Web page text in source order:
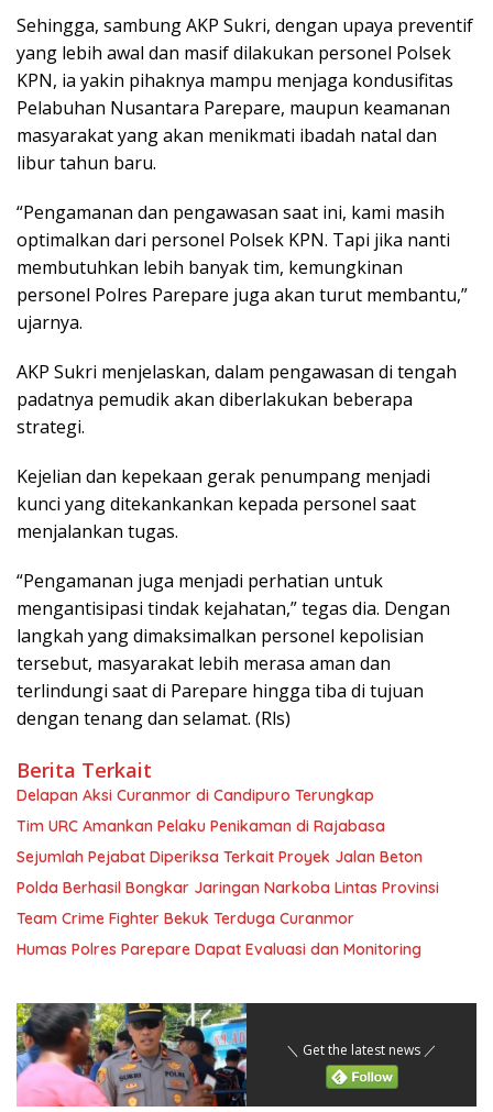
Sehingga, sambung AKP Sukri, dengan upaya preventif
yang lebih awal dan masif dilakukan personel Polsek
KPN, ia yakin pihaknya mampu menjaga kondusifitas
Pelabuhan Nusantara Parepare, maupun keamanan
masyarakat yang akan menikmati ibadah natal dan
libur tahun baru.
“Pengamanan dan pengawasan saat ini, kami masih
optimalkan dari personel Polsek KPN. Tapi jika nanti
membutuhkan lebih banyak tim, kemungkinan
personel Polres Parepare juga akan turut membantu,”
ujarnya.
AKP Sukri menjelaskan, dalam pengawasan di tengah
padatnya pemudik akan diberlakukan beberapa
strategi.
Kejelian dan kepekaan gerak penumpang menjadi
kunci yang ditekankankan kepada personel saat
menjalankan tugas.
“Pengamanan juga menjadi perhatian untuk
mengantisipasi tindak kejahatan,” tegas dia. Dengan
langkah yang dimaksimalkan personel kepolisian
tersebut, masyarakat lebih merasa aman dan
terlindungi saat di Parepare hingga tiba di tujuan
dengan tenang dan selamat. (Rls)
Berita Terkait
Delapan Aksi Curanmor di Candipuro Terungkap
Tim URC Amankan Pelaku Penikaman di Rajabasa
Sejumlah Pejabat Diperiksa Terkait Proyek Jalan Beton
Polda Berhasil Bongkar Jaringan Narkoba Lintas Provinsi
Team Crime Fighter Bekuk Terduga Curanmor
Humas Polres Parepare Dapat Evaluasi dan Monitoring
＼ Get the latest news ／